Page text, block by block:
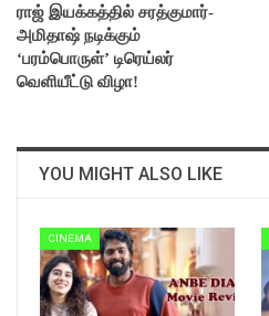
ராஜ் இயக்கத்தில் சரத்குமார்‍‍-
அமிதாஷ் நடிக்கும்
‘பரம்பொருள்’ டிரெய்லர்
வெளியீட்டு விழா!
YOU MIGHT ALSO LIKE
CINEMA